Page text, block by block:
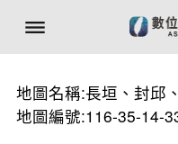
地圖名稱:長垣、封邱
地圖編號:116-35-14-